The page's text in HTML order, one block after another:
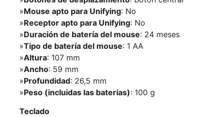
»Mouse apto para Unifying: No
»Receptor apto para Unifying: No
»Duración de batería del mouse: 24 meses
»Tipo de batería del mouse: 1 AA
»Altura: 107 mm
»Ancho: 59 mm
»Profundidad: 26,5 mm
»Peso (incluidas las baterías): 100 g
Teclado